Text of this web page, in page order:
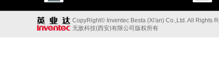
CopyRight© Inventec Besta (Xi'an) Co.,Ltd. All Rights
无敌科技(西安)有限公司版权所有